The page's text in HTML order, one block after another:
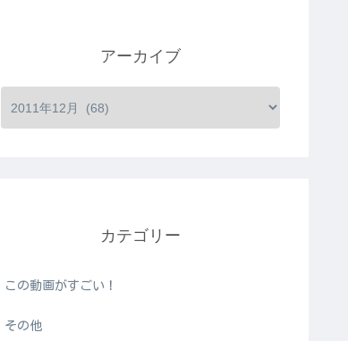
アーカイブ
カテゴリー
この動画がすごい！
その他